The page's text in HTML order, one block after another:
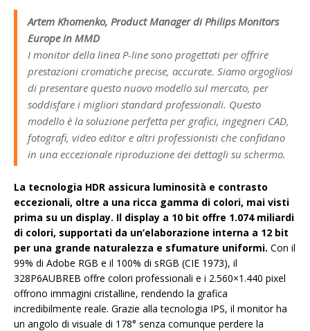
Artem Khomenko, Product Manager di Philips Monitors
Europe in MMD
I monitor della linea P-line sono progettati per offrire
prestazioni cromatiche precise, accurate. Siamo orgogliosi
di presentare questo nuovo modello sul mercato, per
soddisfare i migliori standard professionali. Questo
modello è la soluzione perfetta per grafici, ingegneri CAD,
fotografi, video editor e altri professionisti che confidano
in una eccezionale riproduzione dei dettagli su schermo.
La tecnologia HDR assicura luminosità e contrasto
eccezionali, oltre a una ricca gamma di colori, mai visti
prima su un display. Il display a 10 bit offre 1.074 miliardi
di colori, supportati da un’elaborazione interna a 12 bit
per una grande naturalezza e sfumature uniformi. Con il
99% di Adobe RGB e il 100% di sRGB (CIE 1973), il
328P6AUBREB offre colori professionali e i 2.560×1.440 pixel
offrono immagini cristalline, rendendo la grafica
incredibilmente reale. Grazie alla tecnologia IPS, il monitor ha
un angolo di visuale di 178° senza comunque perdere la